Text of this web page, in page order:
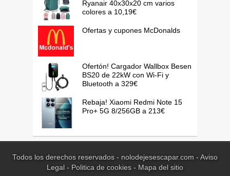
Ryanair 40x30x20 cm varios
colores a 10,19€
Ofertas y cupones McDonalds
Ofertón! Cargador Wallbox Besen
BS20 de 22kW con Wi-Fi y
Bluetooth a 329€
Rebaja! Xiaomi Redmi Note 15
Pro+ 5G 8/256GB a 213€
Todos los derechos reservados - nolodejesescapar.com - Aviso
Legal - Politica de cookies- Mapa del sitio